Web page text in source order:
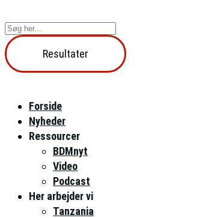
til
indhold
Search
...
Resultater
Forside
Nyheder
Ressourcer
BDMnyt
Video
Podcast
Her arbejder vi
Tanzania